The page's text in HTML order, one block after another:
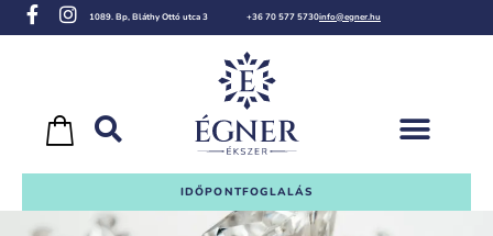
1089. Bp, Bláthy Ottó utca 3 +36 70 577 5730info@egner.hu
IDŐPONTFOGLALÁS